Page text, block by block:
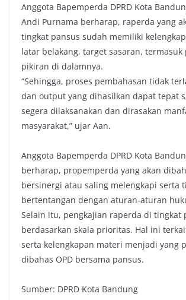
Anggota Bapemperda DPRD Kota
Andi Purnama berharap, raperda yang
tingkat pansus sudah memiliki
latar belakang, target sasaran, termasuk
pikiran di dalamnya.
“Sehingga, proses pembahasan tidak
dan output yang dihasilkan dapat tepat
segera dilaksanakan dan dirasakan
masyarakat,” ujar Aan.
Anggota Bapemperda DPRD Kota
berharap, propemperda yang akan
bersinergi atau saling melengkapi serta
bertentangan dengan aturan-aturan
Selain itu, pengkajian raperda di tingkat
berdasarkan skala prioritas. Hal ini
serta kelengkapan materi menjadi yang
dibahas OPD bersama pansus.
Sumber: DPRD Kota Bandung